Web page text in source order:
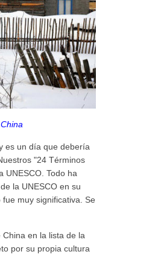
es un día que debería
"24 Términos
UNESCO. Todo ha
la UNESCO en su
muy significativa. Se
en la lista de la
por su propia cultura